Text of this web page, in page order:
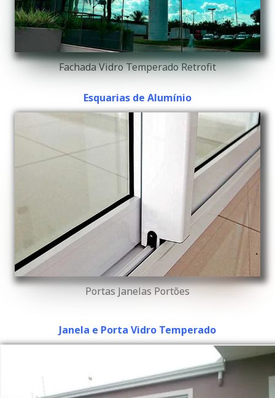
Fachada Vidro Temperado Retrofit
Esquarias de Alumínio
Portas Janelas Portões
Janela e Porta Vidro Temperado